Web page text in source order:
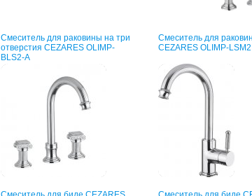
Смеситель для раковины на три
отверстия CEZARES OLIMP-
BLS2-A
Смеситель для
CEZARES OLIMP-LSM2